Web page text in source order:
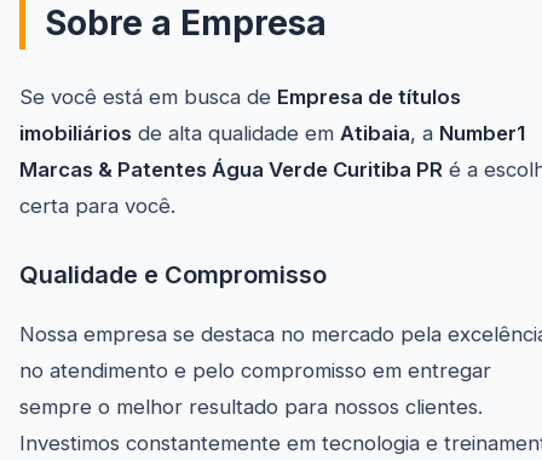
Sobre a Empresa
Se você está em busca de Empresa de títulos
imobiliários de alta qualidade em Atibaia, a Number1
Marcas & Patentes Água Verde Curitiba PR é a
certa para você.
Qualidade e Compromisso
Nossa empresa se destaca no mercado pela
no atendimento e pelo compromisso em entregar
sempre o melhor resultado para nossos clientes.
Investimos constantemente em tecnologia e